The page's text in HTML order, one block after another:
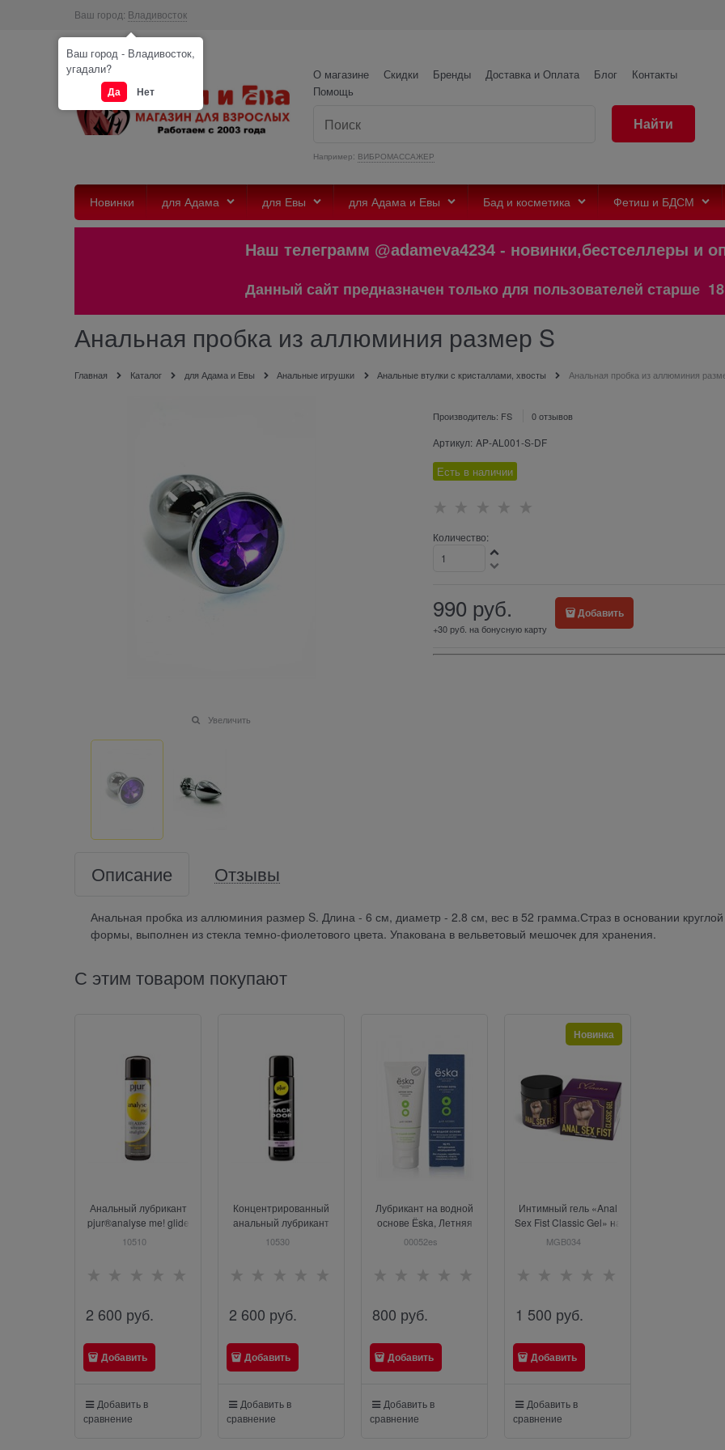
Ваш город: Владивосток
О магазине Скидки Бренды Доставка и Оплата Блог
Контакты
Помощь
Например: ВИБРОМАССАЖЕР
Найти
Новинки для Адама для Евы для Адама и Евы Бад и косметика Фетиш и БДСМ
Наш телеграмм @adameva4234 -
Данный сайт предназначен только для пользователей старше 18 лет!
Анальная пробка из аллюминия размер S
Главная Каталог для Адама и Евы Анальные игрушки Анальные втулки с кристаллами, хвосты Анальная пробка из аллюминия
Увеличить
Производитель: FS 0 отзывов
Артикул: AP-AL001-S-DF
Есть в наличии
Количество:
990 руб.
+30 руб. на бонусную карту
Добавить
Описание Отзывы
Анальная пробка из аллюминия размер S. Длина - 6 см, диаметр - 2.8 см, вес в 52 грамма.Страз в основании круглой
формы, выполнен из стекла темно-фиолетового цвета. Упакована в вельветовый мешочек для хранения.
С этим товаром покупают
Анальный лубрикант
pjur®analyse me! glide
100 ml
10510
2 600 руб.
Добавить
Добавить в
сравнение
Концентрированный
анальный лубрикант
pjur®back door relaxing
10530
2 600 руб.
Добавить
Добавить в
сравнение
Лубрикант на водной
основе Ёska, Летняя
ночь, 75 мл
00052es
800 руб.
Добавить
Добавить в
сравнение
Интимный гель «Anal
Sex Fist Classic Gel» на
водной основе, объем
MGB034
Новинка
1 500 руб.
Добавить
Добавить в
сравнение
Ваш город - Владивосток,
угадали?
Да Нет